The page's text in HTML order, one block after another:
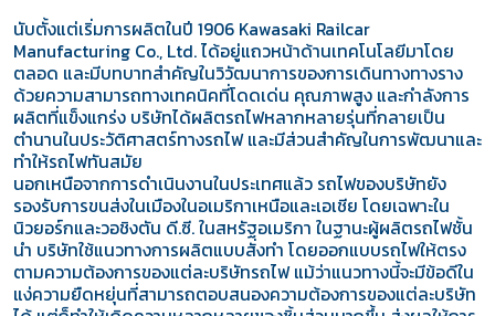
นับตั้งแต่เริ่มการผลิตในปี 1906 Kawasaki Railcar
Manufacturing Co., Ltd. ได้อยู่แถวหน้าด้านเทคโนโลยีมาโดย
ตลอด และมีบทบาทสำคัญในวิวัฒนาการของการเดินทางทางราง
ด้วยความสามารถทางเทคนิคที่โดดเด่น คุณภาพสูง และกำลังการ
ผลิตที่แข็งแกร่ง บริษัทได้ผลิตรถไฟหลากหลายรุ่นที่กลายเป็น
ตำนานในประวัติศาสตร์ทางรถไฟ และมีส่วนสำคัญในการพัฒนาและ
ทำให้รถไฟทันสมัย
นอกเหนือจากการดำเนินงานในประเทศแล้ว รถไฟของบริษัทยัง
รองรับการขนส่งในเมืองในอเมริกาเหนือและเอเชีย โดยเฉพาะใน
นิวยอร์กและวอชิงตัน ดี.ซี. ในสหรัฐอเมริกา ในฐานะผู้ผลิตรถไฟชั้น
นำ บริษัทใช้แนวทางการผลิตแบบสั่งทำ โดยออกแบบรถไฟให้ตรง
ตามความต้องการของแต่ละบริษัทรถไฟ แม้ว่าแนวทางนี้จะมีข้อดีใน
แง่ความยืดหยุ่นที่สามารถตอบสนองความต้องการของแต่ละบริษัท